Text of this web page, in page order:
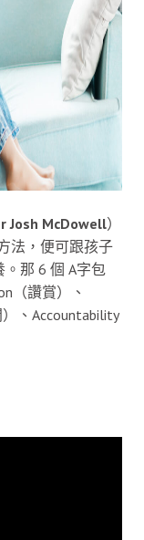
Josh McDowell）
法，便可跟孩子
那 6 個 A字包
（讚賞）、
、Accountability